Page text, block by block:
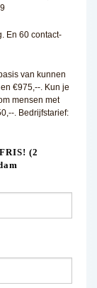
En 60 contact-
van kunnen
€975,--. Kun je
mensen met
. Bedrijfstarief:
(2